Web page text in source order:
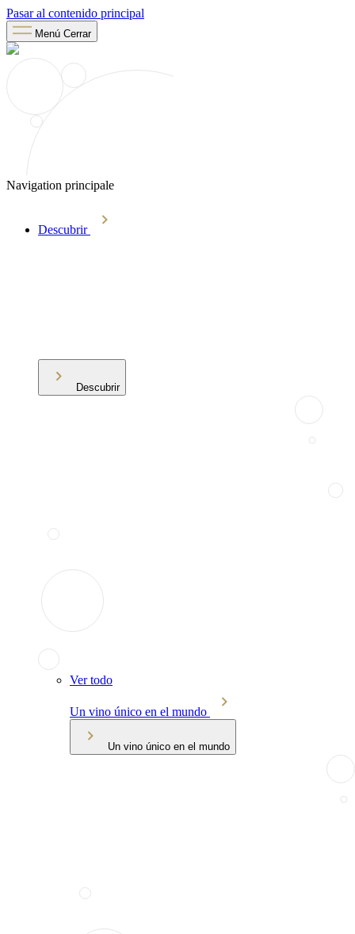
Pasar al contenido principal
Menú Cerrar
Navigation principale
Descubrir
Descubrir
Ver todo
Un vino único en el mundo
Un vino único en el mundo